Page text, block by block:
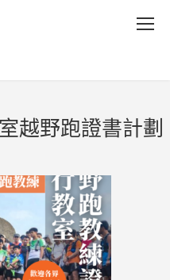
越野跑證書計劃